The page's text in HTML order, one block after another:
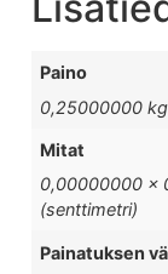
Paino
0,25000000
Mitat
0,00000000 ×
(senttimetri)
Painatuksen